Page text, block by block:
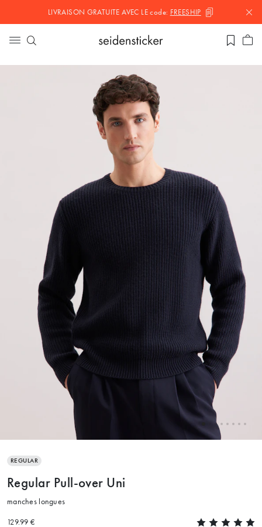
LIVRAISON GRATUITE AVEC LEcode: FREESHIP
REGULAR
Regular Pull-over Uni
manches longues
129.99 €